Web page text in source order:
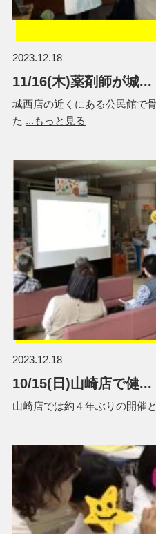
2023.12.18
11/16(木)薬剤師が城...
城西店の近くにある公民館で
た ...もっと見る
2023.12.18
10/15(日)山崎店で健...
山崎店では約４年ぶりの開催